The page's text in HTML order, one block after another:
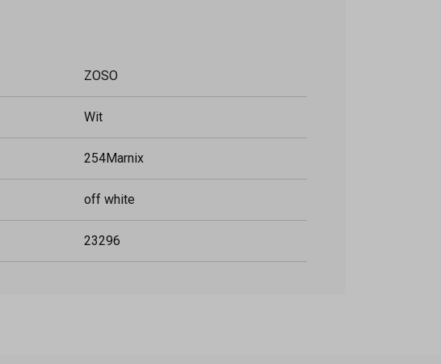
ZOSO
Wit
254Marnix
off white
23296